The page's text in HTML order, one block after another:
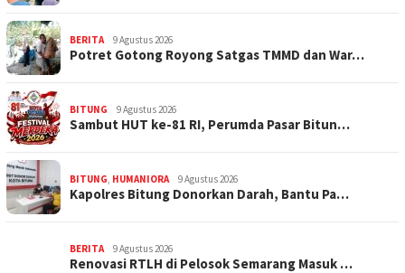
BERITA 9 Agustus 2026
Potret Gotong Royong Satgas TMMD dan War…
BITUNG 9 Agustus 2026
Sambut HUT ke-81 RI, Perumda Pasar Bitun…
BITUNG HUMANIORA 9 Agustus 2026
Kapolres Bitung Donorkan Darah, Bantu Pa…
BERITA 9 Agustus 2026
Renovasi RTLH di Pelosok Semarang Masuk …